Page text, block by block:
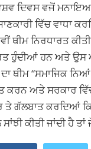
ਦਿਵਸ ਵਜੋਂ
ਵਿੱਚ ਵਾਧਾ
ਥੀਮ ਨਿਰਧਾਰਤ
ਹੁੰਦੀਆਂ ਹਨ ਅਤੇ
ਥੀਮ “ਸਮਾਜਿਕ
ਕਰਨ ਅਤੇ ਸਰਕਾਰ
ਤੇ ਗੱਲਬਾਤ ਕਰਦਿਆਂ
ਕੀਤੀ ਜਾਂਦੀ ਹੈ